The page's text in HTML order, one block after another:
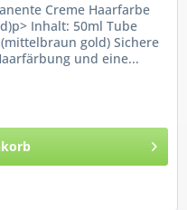
Creme Haarfarbe
Inhalt: 50ml Tube
gold) Sichere
und eine...